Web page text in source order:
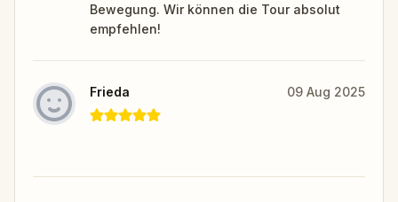
Bewegung. Wir können die Tour absolut
empfehlen!
Frieda 09 Aug 2025